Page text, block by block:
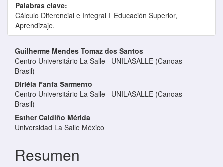
Palabras clave:
Cálculo Diferencial e Integral I, Educación Superior,
Aprendizaje.
Contenido principal del artículo
Guilherme Mendes Tomaz dos Santos
Centro Universitário La Salle - UNILASALLE (Canoas -
Brasil)
Dirléia Fanfa Sarmento
Centro Universitário La Salle - UNILASALLE (Canoas -
Brasil)
Esther Caldiño Mérida
Universidad La Salle México
Resumen